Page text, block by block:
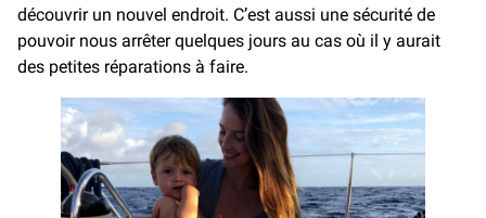
découvrir un nouvel endroit. C’est aussi une sécurité de
pouvoir nous arrêter quelques jours au cas où il y aurait
des petites réparations à faire.